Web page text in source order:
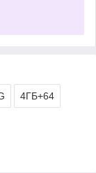
4ГБ+64